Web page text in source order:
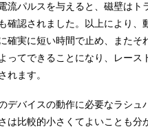
流パルスを与えると、磁壁はト
確認されました。以上により、
確実に短い時間で止め、またそ
ってできることになり、レース
れます。
デバイスの動作に必要なラシュ
は比較的小さくてよいことも分